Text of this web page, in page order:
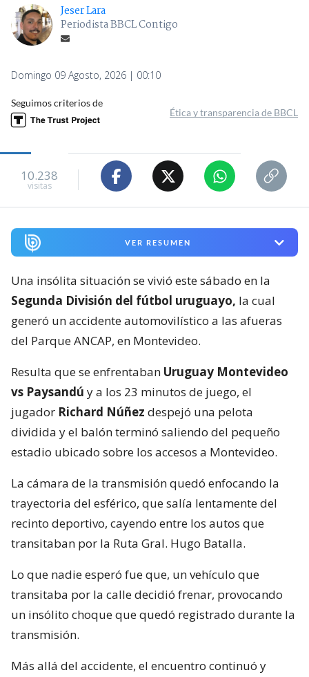
Jeser Lara
Periodista BBCL Contigo
Domingo 09 Agosto, 2026 | 00:10
Seguimos criterios de
Ética y transparencia de BBCL
10.238
visitas
VER RESUMEN
Una insólita situación se vivió este sábado en la
Segunda División del fútbol uruguayo, la cual
generó un accidente automovilístico a las afueras
del Parque ANCAP, en Montevideo.
Resulta que se enfrentaban Uruguay Montevideo
vs Paysandú y a los 23 minutos de juego, el
jugador Richard Núñez despejó una pelota
dividida y el balón terminó saliendo del pequeño
estadio ubicado sobre los accesos a Montevideo.
La cámara de la transmisión quedó enfocando la
trayectoria del esférico, que salía lentamente del
recinto deportivo, cayendo entre los autos que
transitaban por la Ruta Gral. Hugo Batalla.
Lo que nadie esperó fue que, un vehículo que
transitaba por la calle decidió frenar, provocando
un insólito choque que quedó registrado durante la
transmisión.
Más allá del accidente, el encuentro continuó y